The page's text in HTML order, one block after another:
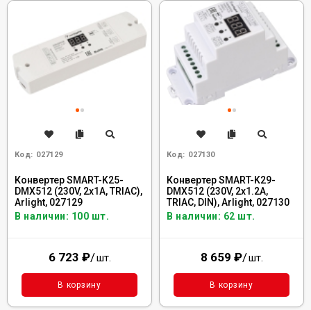
Код: 027129
Конвертер SMART-K25-
DMX512 (230V, 2x1A, TRIAC),
Arlight, 027129
В наличии: 100 шт.
6 723 ₽/шт.
В корзину
Код: 027130
Конвертер SMART-K29-
DMX512 (230V, 2x1.2A,
TRIAC, DIN), Arlight, 027130
В наличии: 62 шт.
8 659 ₽/шт.
В корзину